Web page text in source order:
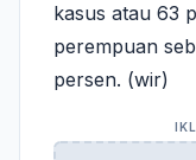
kasus atau 63
perempuan
persen. (wir)